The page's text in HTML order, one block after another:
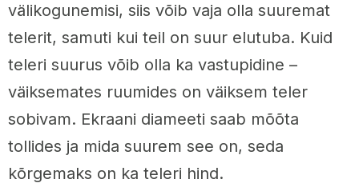
välikogunemisi, siis võib vaja olla suuremat
telerit, samuti kui teil on suur elutuba. Kuid
teleri suurus võib olla ka vastupidine –
väiksemates ruumides on väiksem teler
sobivam. Ekraani diameeti saab mõõta
tollides ja mida suurem see on, seda
kõrgemaks on ka teleri hind.